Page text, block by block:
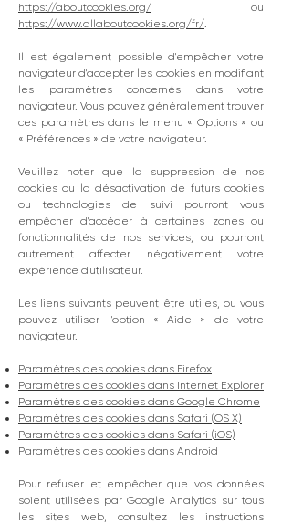
https://aboutcookies.org/ ou
https://www.allaboutcookies.org/fr/.
Il est également possible d'empêcher votre
navigateur d'accepter les cookies en modifiant
les paramètres concernés dans votre
navigateur. Vous pouvez généralement trouver
ces paramètres dans le menu « Options » ou
« Préférences » de votre navigateur.
Veuillez noter que la suppression de nos
cookies ou la désactivation de futurs cookies
ou technologies de suivi pourront vous
empêcher d'accéder à certaines zones ou
fonctionnalités de nos services, ou pourront
autrement affecter négativement votre
expérience d'utilisateur.
Les liens suivants peuvent être utiles, ou vous
pouvez utiliser l'option «Aide »
de votre
navigateur.
Paramètres des cookies dans Firefox
Paramètres des cookies dans Internet Explorer
Paramètres des cookies dans Google Chrome
Paramètres des cookies dans Safari (OS X)
Paramètres des cookies dans Safari (iOS)
Paramètres des cookies dans Android
Pour refuser et empêcher que vos données
soient utilisées par Google Analytics sur tous
les sites web, consultez les instructions